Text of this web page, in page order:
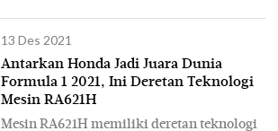
13 Des 2021
Antarkan Honda Jadi Juara Dunia
Formula 1 2021, Ini Deretan Teknologi
Mesin RA621H
Mesin RA621H memiliki deretan teknologi